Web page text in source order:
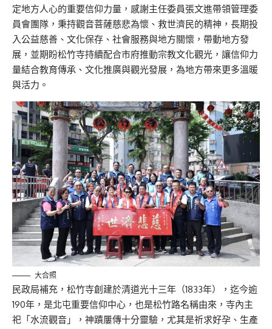
定地方人心的重要信仰力量，感謝主任委員張文進帶領管理委
員會團隊，秉持觀音菩薩慈悲為懷、救世濟民的精神，長期投
入公益慈善、文化保存、社會服務與地方關懷，帶動地方發
展，並期盼松竹寺持續配合市府推動宗教文化觀光，讓信仰力
量結合教育傳承、文化推廣與觀光發展，為地方帶來更多溫暖
與活力。
大合照
民政局補充，松竹寺創建於清道光十三年（1833年），迄今逾
190年，是北屯重要信仰中心，也是松竹路名稱由來，寺內主
祀「水流觀音」，神蹟屢傳十分靈驗，尤其是祈求好孕、生產